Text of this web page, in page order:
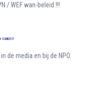
/ WEF wan-beleid !!!
138217
de media en bij de NPO.